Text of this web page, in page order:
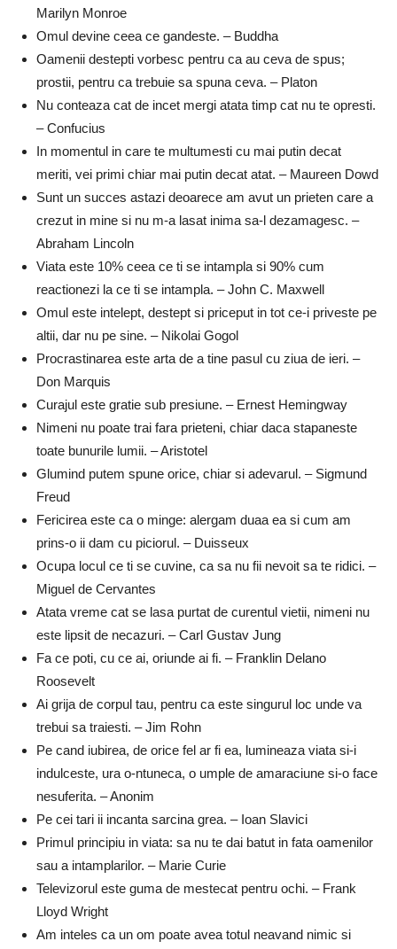
Marilyn Monroe
Omul devine ceea ce gandeste. – Buddha
Oamenii destepti vorbesc pentru ca au ceva de spus;
prostii, pentru ca trebuie sa spuna ceva. – Platon
Nu conteaza cat de incet mergi atata timp cat nu te opresti.
– Confucius
In momentul in care te multumesti cu mai putin decat
meriti, vei primi chiar mai putin decat atat. – Maureen Dowd
Sunt un succes astazi deoarece am avut un prieten care a
crezut in mine si nu m-a lasat inima sa-l dezamagesc. –
Abraham Lincoln
Viata este 10% ceea ce ti se intampla si 90% cum
reactionezi la ce ti se intampla. – John C. Maxwell
Omul este intelept, destept si priceput in tot ce-i priveste pe
altii, dar nu pe sine. – Nikolai Gogol
Procrastinarea este arta de a tine pasul cu ziua de ieri. –
Don Marquis
Curajul este gratie sub presiune. – Ernest Hemingway
Nimeni nu poate trai fara prieteni, chiar daca stapaneste
toate bunurile lumii. – Aristotel
Glumind putem spune orice, chiar si adevarul. – Sigmund
Freud
Fericirea este ca o minge: alergam duaa ea si cum am
prins-o ii dam cu piciorul. – Duisseux
Ocupa locul ce ti se cuvine, ca sa nu fii nevoit sa te ridici. –
Miguel de Cervantes
Atata vreme cat se lasa purtat de curentul vietii, nimeni nu
este lipsit de necazuri. – Carl Gustav Jung
Fa ce poti, cu ce ai, oriunde ai fi. – Franklin Delano
Roosevelt
Ai grija de corpul tau, pentru ca este singurul loc unde va
trebui sa traiesti. – Jim Rohn
Pe cand iubirea, de orice fel ar fi ea, lumineaza viata si-i
indulceste, ura o-ntuneca, o umple de amaraciune si-o face
nesuferita. – Anonim
Pe cei tari ii incanta sarcina grea. – Ioan Slavici
Primul principiu in viata: sa nu te dai batut in fata oamenilor
sau a intamplarilor. – Marie Curie
Televizorul este guma de mestecat pentru ochi. – Frank
Lloyd Wright
Am inteles ca un om poate avea totul neavand nimic si